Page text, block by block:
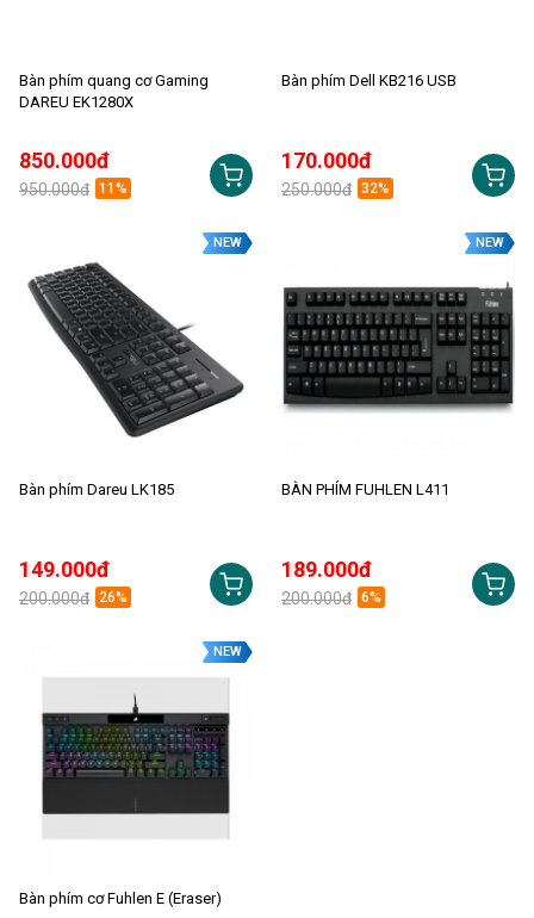
Bàn phím quang cơ Gaming
DAREU EK1280X
850.000đ
950.000đ 11%
Bàn phím Dell KB216 USB
170.000đ
250.000đ 32%
NEW
Bàn phím Dareu LK185
149.000đ
200.000đ 26%
NEW
BÀN PHÍM FUHLEN L411
189.000đ
200.000đ 6%
NEW
Bàn phím cơ Fuhlen E (Eraser)